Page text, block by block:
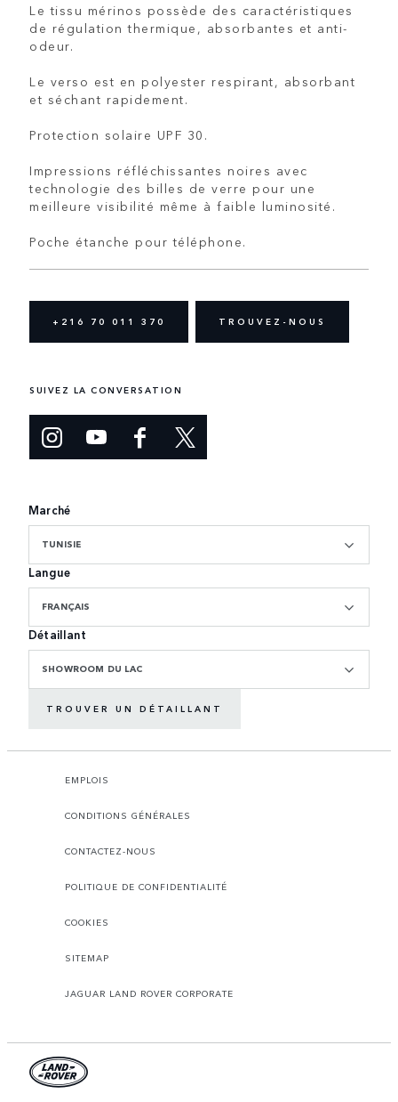
Le tissu mérinos possède des caractéristiques
de régulation thermique, absorbantes et anti-
odeur.
Le verso est en polyester respirant, absorbant
et séchant rapidement.
Protection solaire UPF 30.
Impressions réfléchissantes noires avec
technologie des billes de verre pour une
meilleure visibilité même à faible luminosité.
Poche étanche pour téléphone.
+216 70 011 370 TROUVEZ-NOUS
SUIVEZ LA CONVERSATION
Marché
TUNISIE
Langue
FRANÇAIS
Détaillant
SHOWROOM DU LAC
TROUVER UN DÉTAILLANT
EMPLOIS
CONDITIONS GÉNÉRALES
CONTACTEZ-NOUS
POLITIQUE DE CONFIDENTIALITÉ
COOKIES
SITEMAP
JAGUAR LAND ROVER CORPORATE